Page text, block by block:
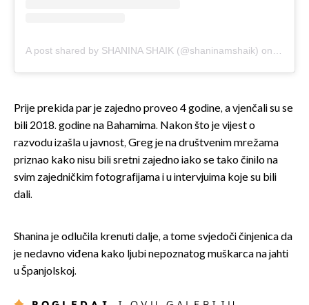
A post shared by SHANINA SHAIK (@shaninamshaik) on
Prije prekida par je zajedno proveo 4 godine, a vjenčali su se
bili 2018. godine na Bahamima. Nakon što je vijest o
razvodu izašla u javnost, Greg je na društvenim mrežama
priznao kako nisu bili sretni zajedno iako se tako činilo na
svim zajedničkim fotografijama i u intervjuima koje su bili
dali.
Shanina je odlučila krenuti dalje, a tome svjedoči činjenica da
je nedavno viđena kako ljubi nepoznatog muškarca na jahti
u Španjolskoj.